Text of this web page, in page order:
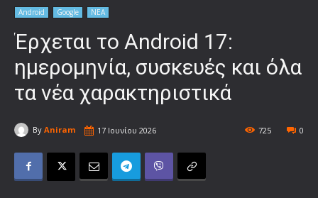
Android Google ΝΕΑ
Έρχεται το Android 17:
ημερομηνία, συσκευές και όλα
τα νέα χαρακτηριστικά
By Aniram 17 Ιουνίου 2026 0
725